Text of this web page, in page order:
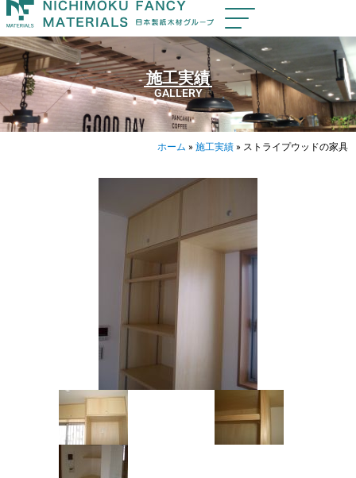
施工実績
GALLERY
ホーム » 施工実績» ストライプウッドの家具